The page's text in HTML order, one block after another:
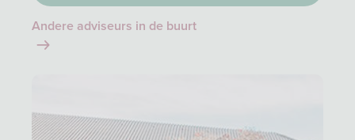
Andere adviseurs in de buurt